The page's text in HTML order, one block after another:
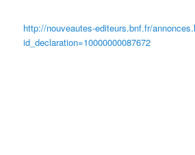
http://nouveautes-editeurs.bnf.fr/
id_declaration=10000000087672